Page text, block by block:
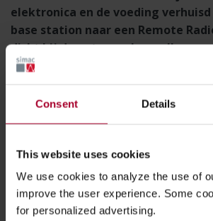
Consent Details
This website uses cookies
We use cookies to analyze the use of
improve the user experience. Some
for personalized advertising.
elektronica en de voeding
base station naar een Remote
dicht bij de antenne. Lees alles
meten aan FttA bekabeling.
DOWNLOAD HET
'METEN AAN FTTA
GRATIS!